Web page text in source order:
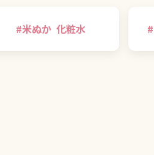
#米ぬか 化粧水 #